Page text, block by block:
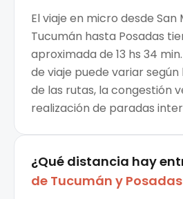
El viaje en micro desde San
Tucumán hasta Posadas
aproximada de 13 hs 34
de viaje puede variar
de las rutas, la congestión
realización de paradas
¿Qué distancia hay
de Tucumán y Posadas